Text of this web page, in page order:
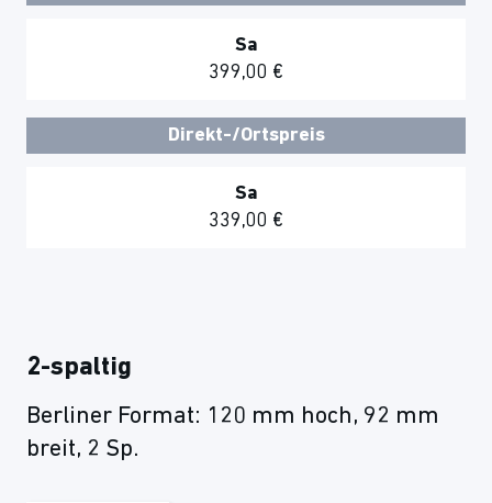
Sa
399,00 €
Direkt-/Ortspreis
Sa
339,00 €
2-spaltig
Berliner Format: 120 mm hoch, 92 mm
breit, 2 Sp.